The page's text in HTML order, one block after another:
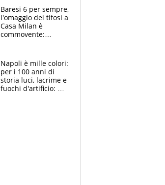
circondati
dall'affetto dei tifosi
Baresi 6 per sempre,
l'omaggio dei tifosi a
Casa Milan è
commovente:
bigliettini
Napoli è mille colori:
per i 100 anni di
storia luci, lacrime e
fuochi d'artificio: De